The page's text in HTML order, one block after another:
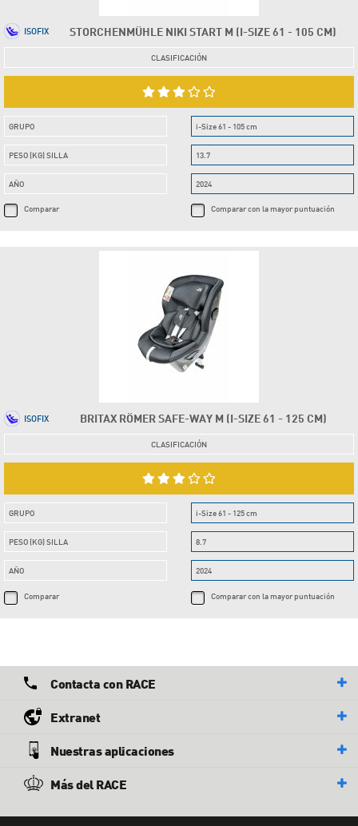
STORCHENMÜHLE NIKI START M (I-SIZE 61 - 105 CM)
ISOFIX
CLASIFICACIÓN
GRUPO
PESO (KG) SILLA
AÑO
Comparar
i-Size 61 - 105 cm
13.7
2024
Comparar con la mayor puntuación
BRITAX RÖMER SAFE-WAY M (I-SIZE 61 - 125 CM)
ISOFIX
CLASIFICACIÓN
GRUPO
PESO (KG) SILLA
AÑO
Comparar
i-Size 61 - 125 cm
8.7
2024
Comparar con la mayor puntuación
Contacta con RACE
Extranet
Nuestras aplicaciones
Más del RACE